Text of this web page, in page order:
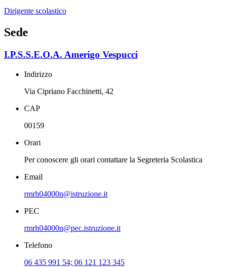
Dirigente scolastico
Sede
I.P.S.S.E.O.A. Amerigo Vespucci
Indirizzo
Via Cipriano Facchinetti, 42
CAP
00159
Orari
Per conoscere gli orari contattare la Segreteria Scolastica
Email
rmrh04000n@istruzione.it
PEC
rmrh04000n@pec.istruzione.it
Telefono
06 435 991 54; 06 121 123 345